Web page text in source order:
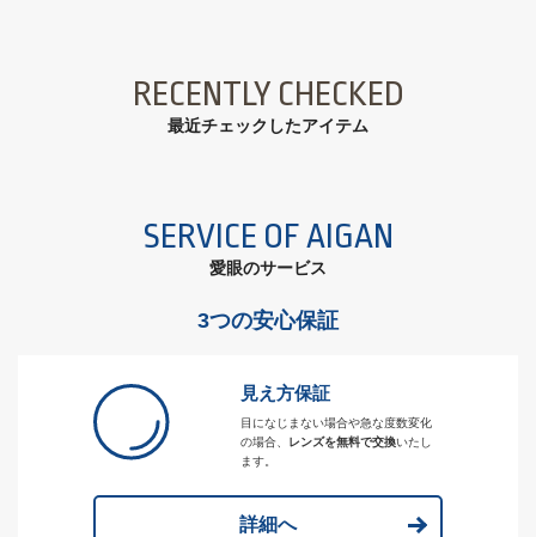
RECENTLY CHECKED
最近チェックしたアイテム
SERVICE OF AIGAN
愛眼のサービス
3つの安心保証
見え方保証
目になじまない場合や急な度数変化
の場合、
レンズを無料で交換いたし
ます。
詳細へ